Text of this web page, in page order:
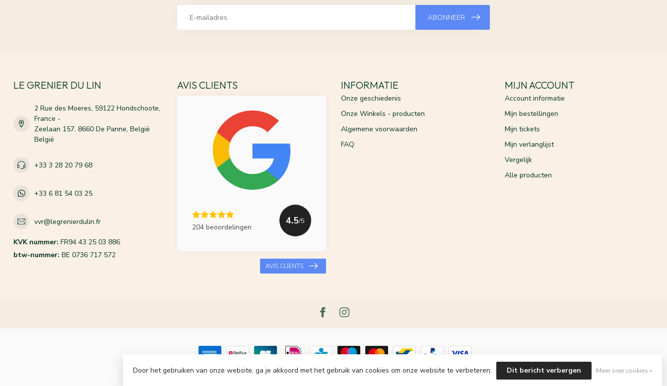
ABONNEER
LE GRENIER DU LIN
2 Rue des Moeres, 59122 Hondschoote,
France -
Zeelaan 157, 8660 De Panne, België
België
+33 3 28 20 79 68
+33 6 81 54 03 25
vvr@legrenierdulin.fr
KVK nummer: FR94 43 25 03 886
btw-nummer: BE 0736 717 572
AVIS CLIENTS
204 beoordelingen
4.5/5
AVIS CLIENTS
INFORMATIE
Onze geschiedenis
Onze Winkels - producten
Algemene voorwaarden
FAQ
MIJN ACCOUNT
Account informatie
Mijn bestellingen
Mijn tickets
Mijn verlanglijst
Vergelijk
Alle producten
© Copyright 2026 Le Grenier du Lin- Powered byLightspeed-Lightspeed designbyDyvelopment
Door het gebruiken van onze website, ga je akkoord met het gebruik van cookies om onze website te verbeteren. Dit bericht verbergen Meer over cookies »